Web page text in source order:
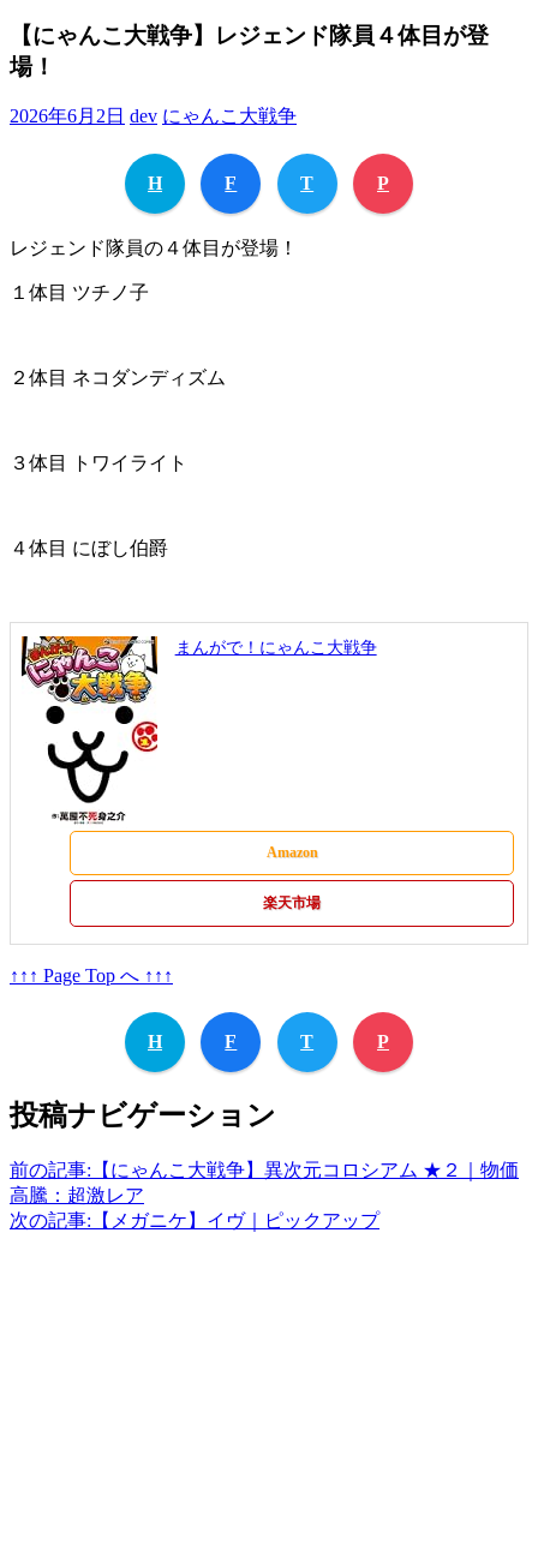
【にゃんこ大戦争】レジェンド隊員４体目が登
場！
2026年6月2日 dev にゃんこ大戦争
H F T P
レジェンド隊員の４体目が登場！
１体目 ツチノ子
２体目 ネコダンディズム
３体目 トワイライト
４体目 にぼし伯爵
まんがで！にゃんこ大戦争
Amazon
楽天市場
↑↑↑ Page Top へ ↑↑↑
H F T P
投稿ナビゲーション
前の記事: 【にゃんこ大戦争】異次元コロシアム ★２｜物価
高騰：超激レア
次の記事: 【メガニケ】イヴ｜ピックアップ